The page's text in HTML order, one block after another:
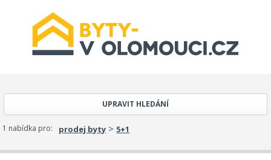
UPRAVIT HLEDÁNÍ
1 nabídka pro: prodej byty > 5+1